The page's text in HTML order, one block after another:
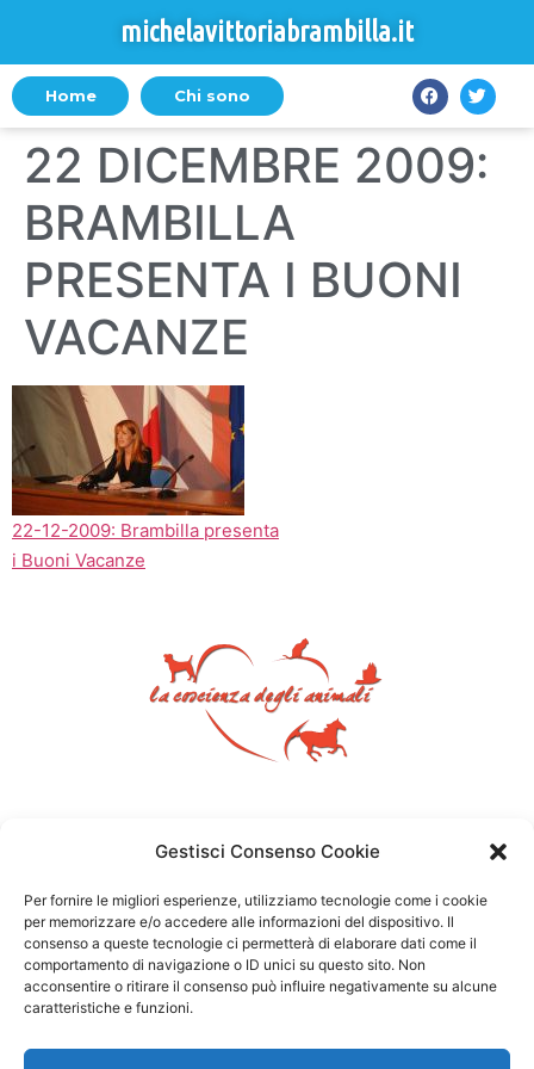
Gestisci Consenso Cookie
Per fornire le migliori esperienze, utilizziamo tecnologie come i cookie
per memorizzare e/o accedere alle informazioni del dispositivo. Il
consenso a queste tecnologie ci permetterà di elaborare dati come il
comportamento di navigazione o ID unici su questo sito. Non
acconsentire o ritirare il consenso può influire negativamente su alcune
caratteristiche e funzioni.
michelavittoriabrambilla.it
Home Chi sono
22 DICEMBRE 2009:
BRAMBILLA
PRESENTA I BUONI
VACANZE
22-12-2009: Brambilla presenta
i Buoni Vacanze